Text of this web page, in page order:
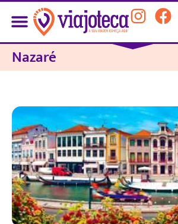
Nazaré